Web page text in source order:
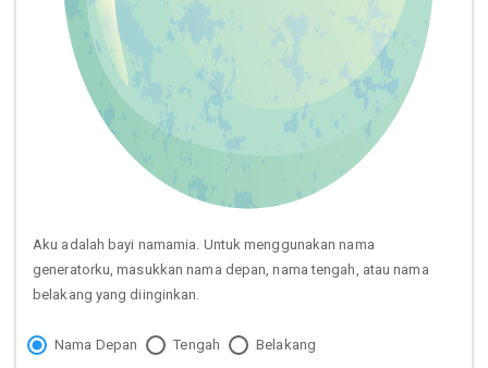
Aku adalah bayi namamia. Untuk menggunakan nama
generatorku, masukkan nama depan, nama tengah, atau nama
belakang yang diinginkan.
Nama Depan Tengah Belakang